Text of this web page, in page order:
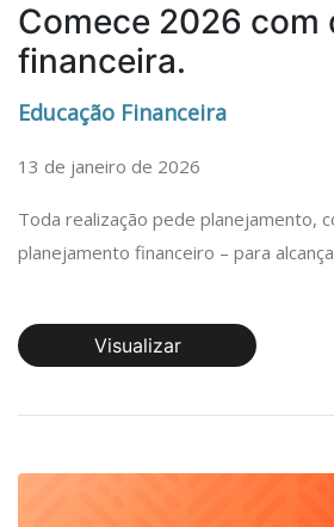
Comece 2026 com
financeira.
Educação Financeira
13 de janeiro de 2026
Toda realização pede planejamento,
planejamento financeiro – para
Visualizar